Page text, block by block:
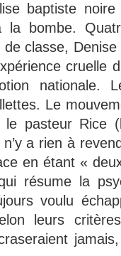
baptiste
bombe.
classe, Denise
cruelle
nationale.
Le
le pasteur Rice
n’y a rien à
en étant «
résume la
voulu
leurs